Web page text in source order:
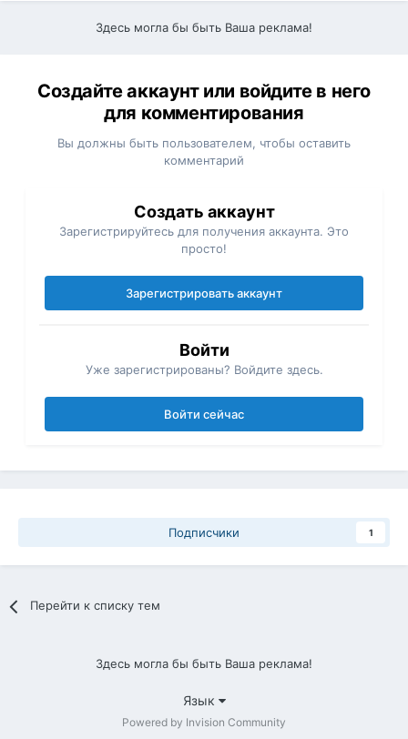
Здесь могла бы быть Ваша реклама!
Создайте аккаунт или войдите в него
для комментирования
Вы должны быть пользователем, чтобы оставить
комментарий
Создать аккаунт
Зарегистрируйтесь для получения аккаунта. Это
просто!
Зарегистрировать аккаунт
Войти
Уже зарегистрированы? Войдите здесь.
Войти сейчас
Подписчики 1
Перейти к списку тем
Здесь могла бы быть Ваша реклама!
Язык
Powered by Invision Community